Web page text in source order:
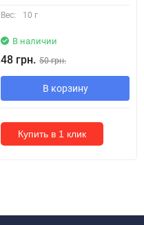
Вес: 10 г
В наличии
48 грн. 50 грн.
В корзину
Купить в 1 клик